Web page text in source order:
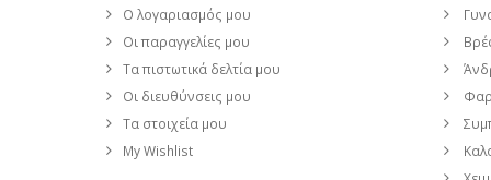
Ο λογαριασμός μου
Οι παραγγελίες μου
Τα πιστωτικά δελτία μου
Οι διευθύνσεις μου
Τα στοιχεία μου
My Wishlist